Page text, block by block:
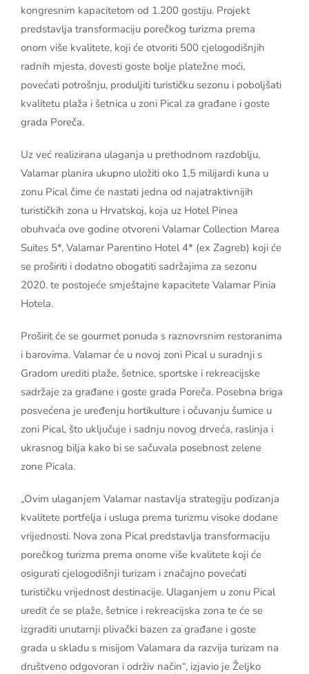
kongresnim kapacitetom od 1.200 gostiju. Projekt
predstavlja transformaciju porečkog turizma prema
onom više kvalitete, koji će otvoriti 500 cjelogodišnjih
radnih mjesta, dovesti goste bolje platežne moći,
povećati potrošnju, produljiti turističku sezonu i poboljšati
kvalitetu plaža i šetnica u zoni Pical za građane i goste
grada Poreča.
Uz već realizirana ulaganja u prethodnom razdoblju,
Valamar planira ukupno uložiti oko 1,5 milijardi kuna u
zonu Pical čime će nastati jedna od najatraktivnijih
turističkih zona u Hrvatskoj, koja uz Hotel Pinea
obuhvaća ove godine otvoreni Valamar Collection Marea
Suites 5*, Valamar Parentino Hotel 4* (ex Zagreb) koji će
se proširiti i dodatno obogatiti sadržajima za sezonu
2020. te postojeće smještajne kapacitete Valamar Pinia
Hotela.
Proširit će se gourmet ponuda s raznovrsnim restoranima
i barovima. Valamar će u novoj zoni Pical u suradnji s
Gradom urediti plaže, šetnice, sportske i rekreacijske
sadržaje za građane i goste grada Poreča. Posebna briga
posvećena je uređenju hortikulture i očuvanju šumice u
zoni Pical, što uključuje i sadnju novog drveća, raslinja i
ukrasnog bilja kako bi se sačuvala posebnost zelene
zone Picala.
„Ovim ulaganjem Valamar nastavlja strategiju podizanja
kvalitete portfelja i usluga prema turizmu visoke dodane
vrijednosti. Nova zona Pical predstavlja transformaciju
porečkog turizma prema onome više kvalitete koji će
osigurati cjelogodišnji turizam i značajno povećati
turističku vrijednost destinacije. Ulaganjem u zonu Pical
uredit će se plaže, šetnice i rekreacijska zona te će se
izgraditi unutarnji plivački bazen za građane i goste
grada u skladu s misijom Valamara da razvija turizam na
društveno odgovoran i održiv način“, izjavio je Željko